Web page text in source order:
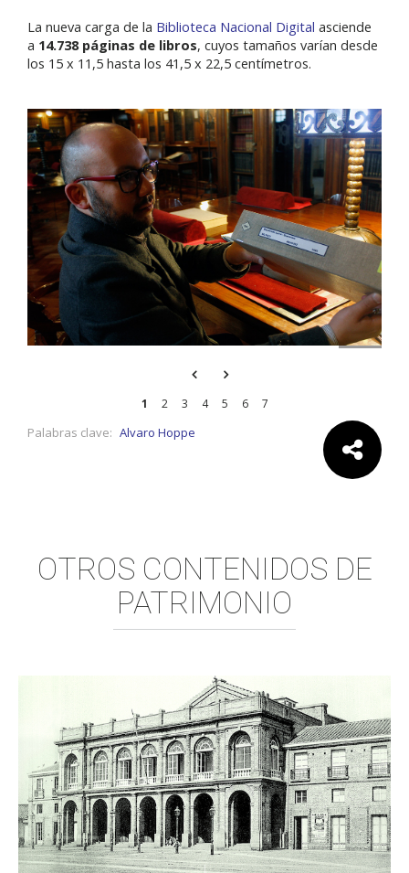
La nueva carga de la Biblioteca Nacional Digital asciende
a 14.738 páginas de libros, cuyos tamaños varían desde
los 15 x 11,5 hasta los 41,5 x 22,5 centímetros.
Previous
1 2 3 4 5 6 7
Next
Palabras clave: Alvaro Hoppe
OTROS CONTENIDOS DE
PATRIMONIO